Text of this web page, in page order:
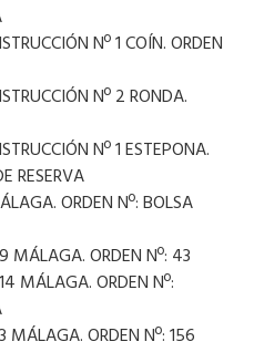
Nº 1 COÍN. ORDEN
Nº 2 RONDA.
Nº 1 ESTEPONA.
RESERVA
ORDEN Nº: BOLSA
MÁLAGA. ORDEN Nº: 43
MÁLAGA. ORDEN Nº:
MÁLAGA. ORDEN Nº: 156